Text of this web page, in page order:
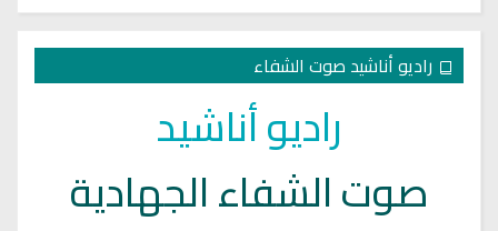
راديو أناشيد صوت الشفاء
راديو أناشيد
صوت الشفاء الجهادية